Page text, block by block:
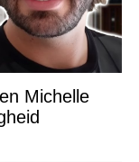
Michelle